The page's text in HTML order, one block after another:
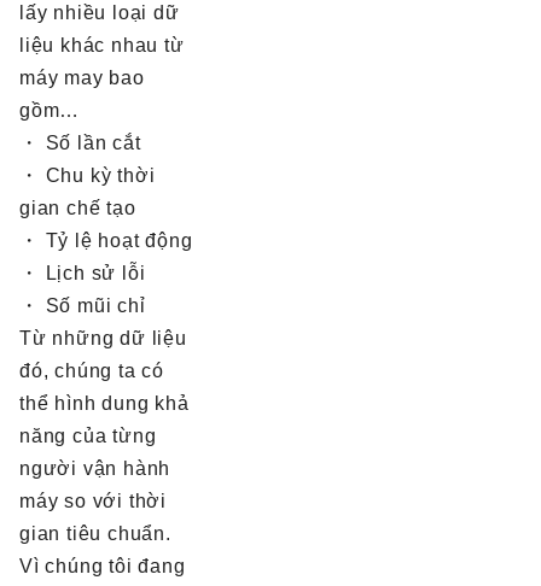
lấy nhiều loại dữ
liệu khác nhau từ
máy may bao
gồm…
・ Số lần cắt
・ Chu kỳ thời
gian chế tạo
・ Tỷ lệ hoạt động
・ Lịch sử lỗi
・ Số mũi chỉ
Từ những dữ liệu
đó, chúng ta có
thể hình dung khả
năng của từng
người vận hành
máy so với thời
gian tiêu chuẩn.
Vì chúng tôi đang